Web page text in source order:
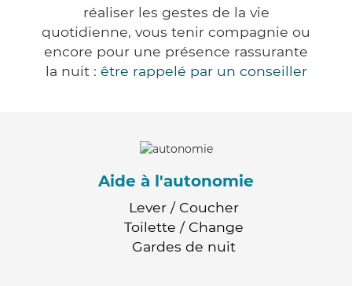
réaliser les gestes de la vie
quotidienne, vous tenir compagnie ou
encore pour une présence rassurante
la nuit : être rappelé par un conseiller
Aide à l'autonomie
Lever / Coucher
Toilette / Change
Gardes de nuit